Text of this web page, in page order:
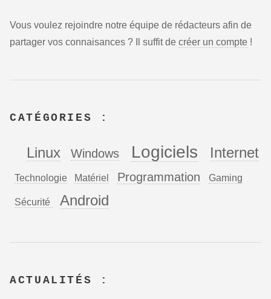
Vous voulez rejoindre notre équipe de rédacteurs afin de
partager vos connaisances ? Il suffit de créer un compte !
CATÉGORIES :
Linux Windows Logiciels Internet
Technologie Matériel Programmation Gaming
Sécurité Android
ACTUALITÉS :